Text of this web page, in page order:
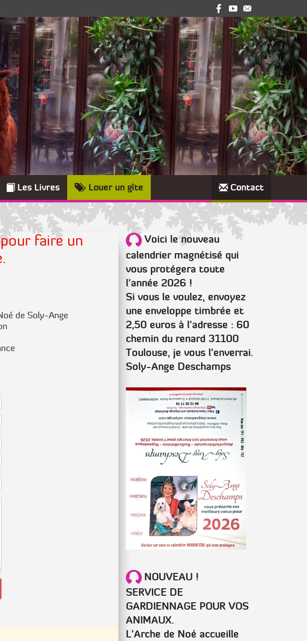
Les Livres Louer un gîte Contact
faire un
de Soly-Ange
Voici le nouveau
calendrier magnétisé qui
vous protégera toute
l'année 2026 !
Si vous le voulez, envoyez
une enveloppe timbrée et
2,50 euros à l'adresse : 60
chemin du renard 31100
Toulouse, je vous l'enverrai.
Soly-Ange Deschamps
NOUVEAU !
SERVICE DE
GARDIENNAGE POUR VOS
ANIMAUX.
L’Arche de Noé accueille